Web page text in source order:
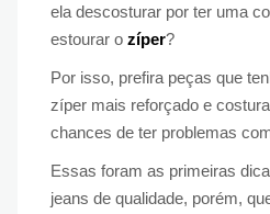
ela descosturar por ter uma
estourar o zíper?
Por isso, prefira peças que
zíper mais reforçado e
chances de ter problemas
Essas foram as primeiras
jeans de qualidade, porém,